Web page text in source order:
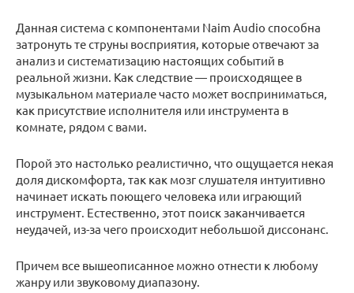
Данная система с компонентами Naim Audio способна
затронуть те струны восприятия, которые отвечают за
анализ и систематизацию настоящих событий в
реальной жизни. Как следствие — происходящее в
музыкальном материале часто может восприниматься,
как присутствие исполнителя или инструмента в
комнате, рядом с вами.
Порой это настолько реалистично, что ощущается некая
доля дискомфорта, так как мозг слушателя интуитивно
начинает искать поющего человека или играющий
инструмент. Естественно, этот поиск заканчивается
неудачей, из-за чего происходит небольшой диссонанс.
Причем все вышеописанное можно отнести к любому
жанру или звуковому диапазону.